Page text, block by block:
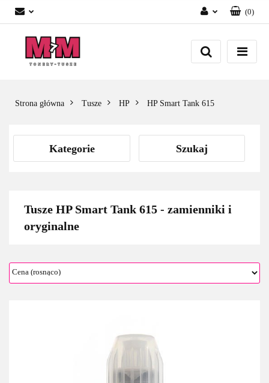
Zaloguj się
Załóż konto
(0)
Strona główna Tusze HP HP Smart Tank 615
Kategorie Szukaj
Tusze HP Smart Tank 615 - zamienniki i
oryginalne